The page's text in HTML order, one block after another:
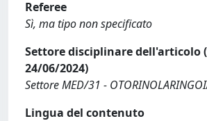
Referee
Sì, ma tipo non specificato
Settore disciplinare dell'articolo
24/06/2024)
Settore MED/31 -
Lingua del contenuto